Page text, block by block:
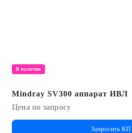
В наличии
Mindray SV300 аппарат ИВЛ
Цена по запросу
Запросить КП